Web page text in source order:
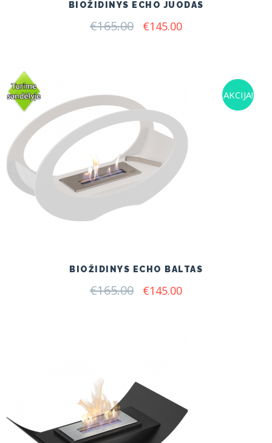
BIOŽIDINYS ECHO JUODAS
€165.00 Original
€145.00Current
AKCIJA!
BIOŽIDINYS ECHO BALTAS
€165.00 Original
€145.00Current